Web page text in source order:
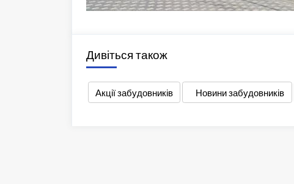
Дивіться також
Акції забудовників Новини забудовників